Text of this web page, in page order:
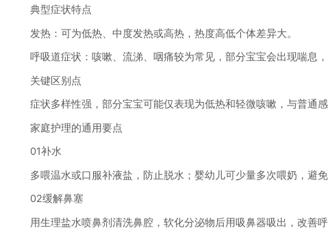
典型症状特点
发热：可为低热、中度发热或高热，热度高低个体差异大。
呼吸道症状：咳嗽、流涕、咽痛较为常见，部分宝宝会出现喘息，
关键区别点
症状多样性强，部分宝宝可能仅表现为低热和轻微咳嗽，与普通感
家庭护理的通用要点
01补水
多喂温水或口服补液盐，防止脱水；婴幼儿可少量多次喂奶，避免
02缓解鼻塞
用生理盐水喷鼻剂清洗鼻腔，软化分泌物后用吸鼻器吸出，改善呼